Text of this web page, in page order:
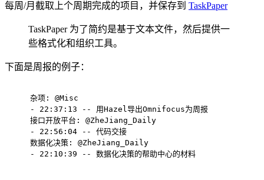
每周/月截取上个周期完成的项目，并保存到 TaskPaper
TaskPaper 为了简约是基于文本文件，然后提供一
些格式化和组织工具。
下面是周报的例子：
杂项: @Misc
- 22:37:13 -- 用Hazel导出Omnifocus为周报
接口开放平台: @ZheJiang_Daily
- 22:56:04 -- 代码交接
数据化决策: @ZheJiang_Daily
- 22:10:39 -- 数据化决策的帮助中心的材料